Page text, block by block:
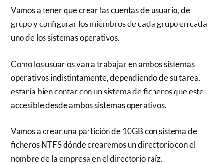
Vamos a tener que crear las cuentas de usuario, de
grupo y configurar los miembros de cada grupo en cada
uno de los sistemas operativos.
Como los usuarios van a trabajar en ambos sistemas
operativos indistintamente, dependiendo de su tarea,
estaría bien contar con un sistema de ficheros que este
accesible desde ambos sistemas operativos.
Vamos a crear una partición de 10GB con sistema de
ficheros NTFS dónde crearemos un directorio con el
nombre de la empresa en el directorio raíz.